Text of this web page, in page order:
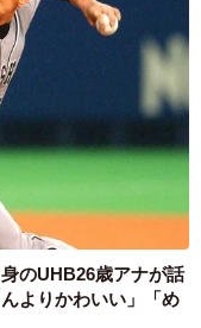
のUHB26歳アナが話
よりかわいい」「め